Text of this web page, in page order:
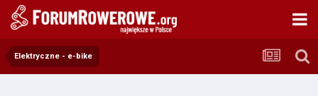
Elektryczne - e-bike